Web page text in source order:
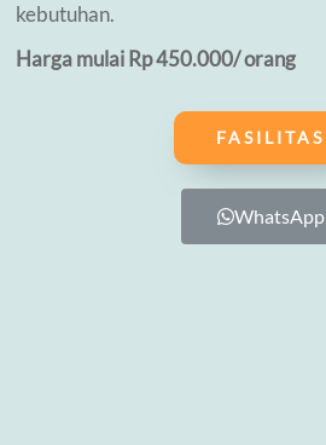
kebutuhan.
Harga mulai Rp 450.000/ orang
FASILITAS
WhatsApp